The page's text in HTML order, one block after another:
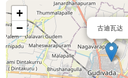
古迪瓦达
+
−